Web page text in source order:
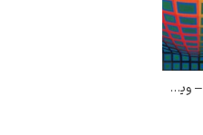
وگانر – ویکتور وازارلی